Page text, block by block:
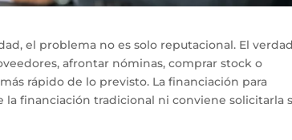
el problema no es solo reputacional. El
afrontar nóminas, comprar stock o
rápido de lo previsto. La financiación para
la financiación tradicional ni conviene solicitarla